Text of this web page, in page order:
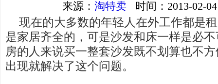
来源： 淘特卖 时间：2013-02-
现在的大多数的年轻人在外工作都是
是家居齐全的，可是沙发和床一样是必
房的人来说买一整套沙发既不划算也不
出现就解决了这个问题。